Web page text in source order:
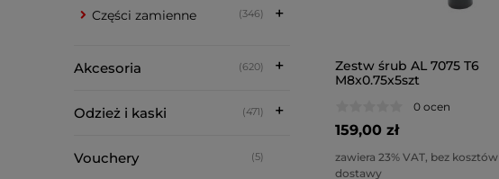
Części zamienne (346)
Akcesoria (620)
Odzież i kaski (471)
Vouchery (5)
Zestw śrub AL 7075 T6
M8x0.75x5szt
0 ocen
159,00 zł
zawiera 23% VAT, bez kosztów
dostawy